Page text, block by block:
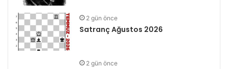
2 gün önce
Satranç Ağustos 2026
2 gün önce